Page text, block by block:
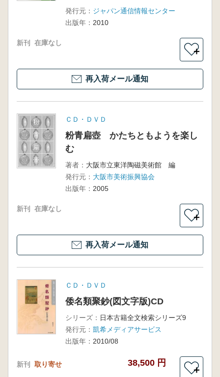
発行元： ジャパン通信情報センター
出版年： 2010
新刊 在庫なし
＋
再入荷メール通知
ＣＤ・ＤＶＤ
粉青扁壺 かたちともようを楽し
む
著者： 大阪市立東洋陶磁美術館 編
発行元： 大阪市美術振興協会
出版年： 2005
新刊 在庫なし
＋
再入荷メール通知
ＣＤ・ＤＶＤ
倭名類聚鈔(図文字版)CD
シリーズ： 日本古籍全文検索シリーズ9
発行元： 凱希メディアサービス
出版年： 2010/08
新刊 取り寄せ 38,500 円
＋